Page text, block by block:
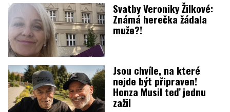
Svatby Veroniky Žilkové:
Známá herečka žádala
muže?!
Jsou chvíle, na které
nejde být připraven!
Honza Musil teď jednu
zažil